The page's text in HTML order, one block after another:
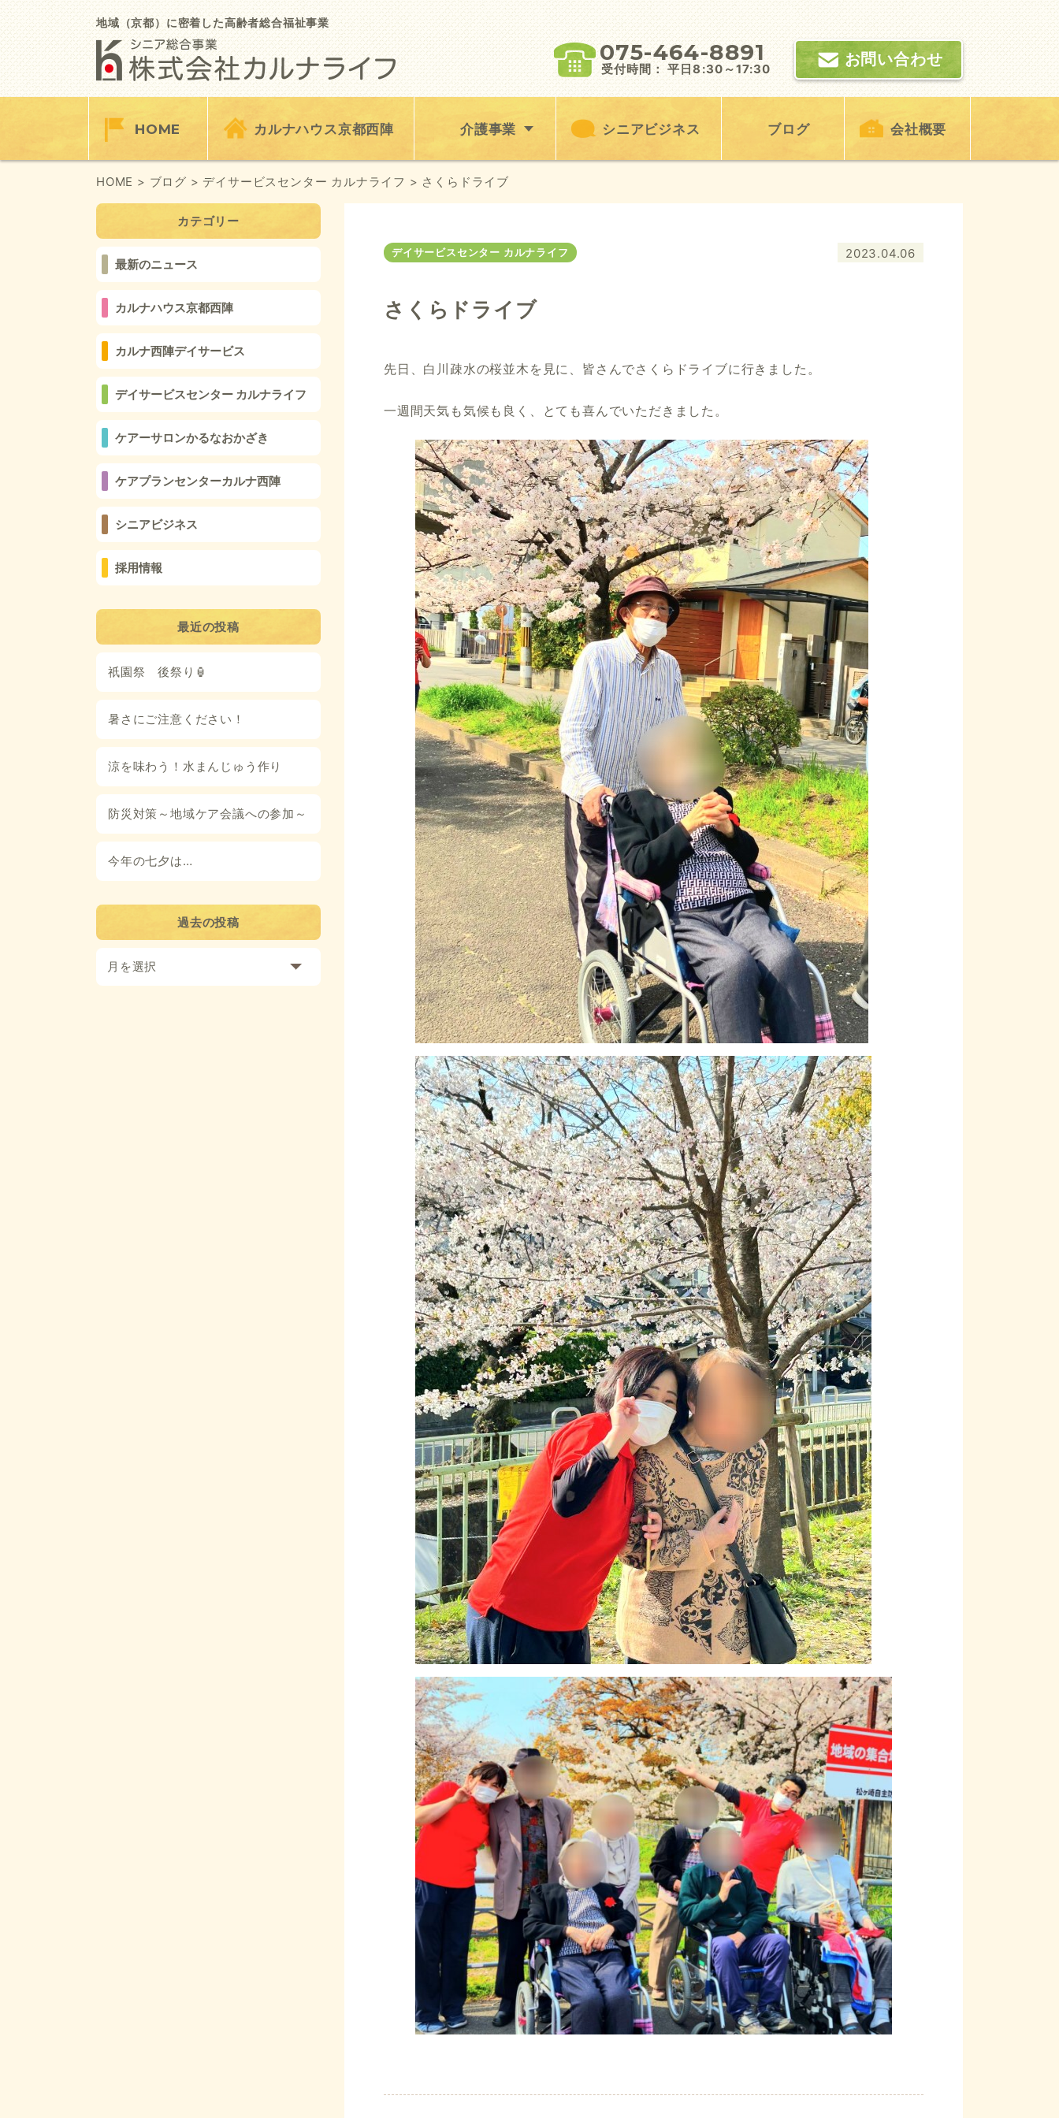
Skip
to
content
地域（京都）に密着した高齢者総合福祉事業
075-464-8891
受付時間： 平日8:30～17:30
お問い合わせ
HOME カルナハウス京都西陣 介護事業 シニアビジネス ブログ 会社概要
HOME > ブログ > デイサービスセンター カルナライフ > さくらドライブ
カテゴリー
最新のニュース
カルナハウス京都西陣
カルナ西陣デイサービス
デイサービスセンター カルナライフ
ケアーサロンかるなおかざき
ケアプランセンターカルナ西陣
シニアビジネス
採用情報
最近の投稿
祇園祭 後祭り🏮
暑さにご注意ください！
涼を味わう！水まんじゅう作り
防災対策～地域ケア会議への参加～
今年の七夕は…
過去の投稿
月を選択
2023.04.06
デイサービスセンター カルナライフ
さくらドライブ
先日、白川疎水の桜並木を見に、皆さんでさくらドライブに行きました。
一週間天気も気候も良く、とても喜んでいただきました。